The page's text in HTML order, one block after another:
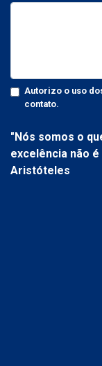
Autorizo o uso
contato.
"Nós somos o
excelência não
Aristóteles